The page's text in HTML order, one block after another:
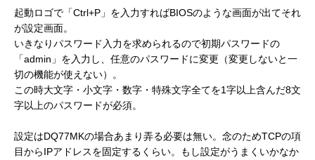
起動ロゴで「Ctrl+P」を入力すればBIOSのような画面が出てそれ
が設定画面。
いきなりパスワード入力を求められるので初期パスワードの
「admin」を入力し、任意のパスワードに変更（変更しないと一
切の機能が使えない）。
この時大文字・小文字・数字・特殊文字全てを1字以上含んだ8文
字以上のパスワードが必須。
設定はDQ77MKの場合あまり弄る必要は無い。念のためTCPの項
目からIPアドレスを固定するくらい。
もし設定がうまくいかなか